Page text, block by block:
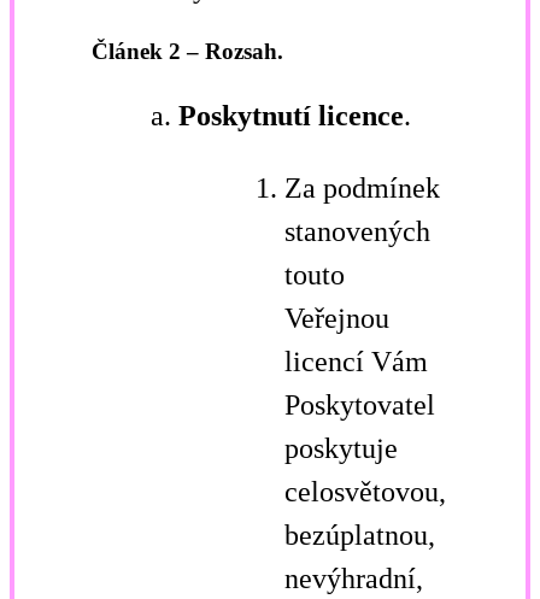
Článek 2 – Rozsah.
Poskytnutí licence.
Za podmínek
stanovených
touto
Veřejnou
licencí Vám
Poskytovatel
poskytuje
celosvětovou,
bezúplatnou,
nevýhradní,